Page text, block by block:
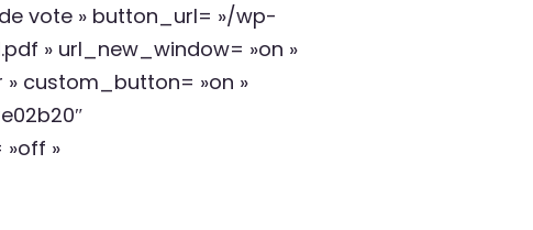
vote » button_url= »/wp-
» url_new_window= »on »
custom_button= »on »
»